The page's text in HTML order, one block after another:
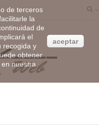
de terceros
la
de
el
recogida y
obtener
nuestra
aceptar